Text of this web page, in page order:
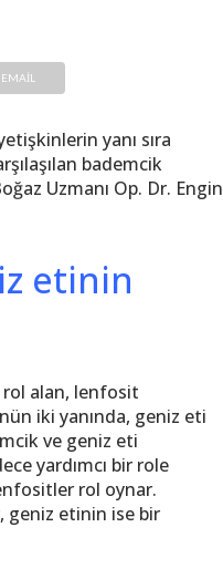
EMAIL
yanı sıra
bademcik
Uzmanı Op. Dr. Engin
etinin
rol alan, lenfosit
iki yanında, geniz eti
ve geniz eti
yardımcı bir role
rol oynar.
geniz etinin ise bir